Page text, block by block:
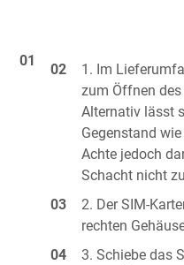
Im
zum Öffnen
Alternativ lässt
Gegenstand
Achte jedoch
Schacht nicht
Der SIM-
rechten
Schiebe das